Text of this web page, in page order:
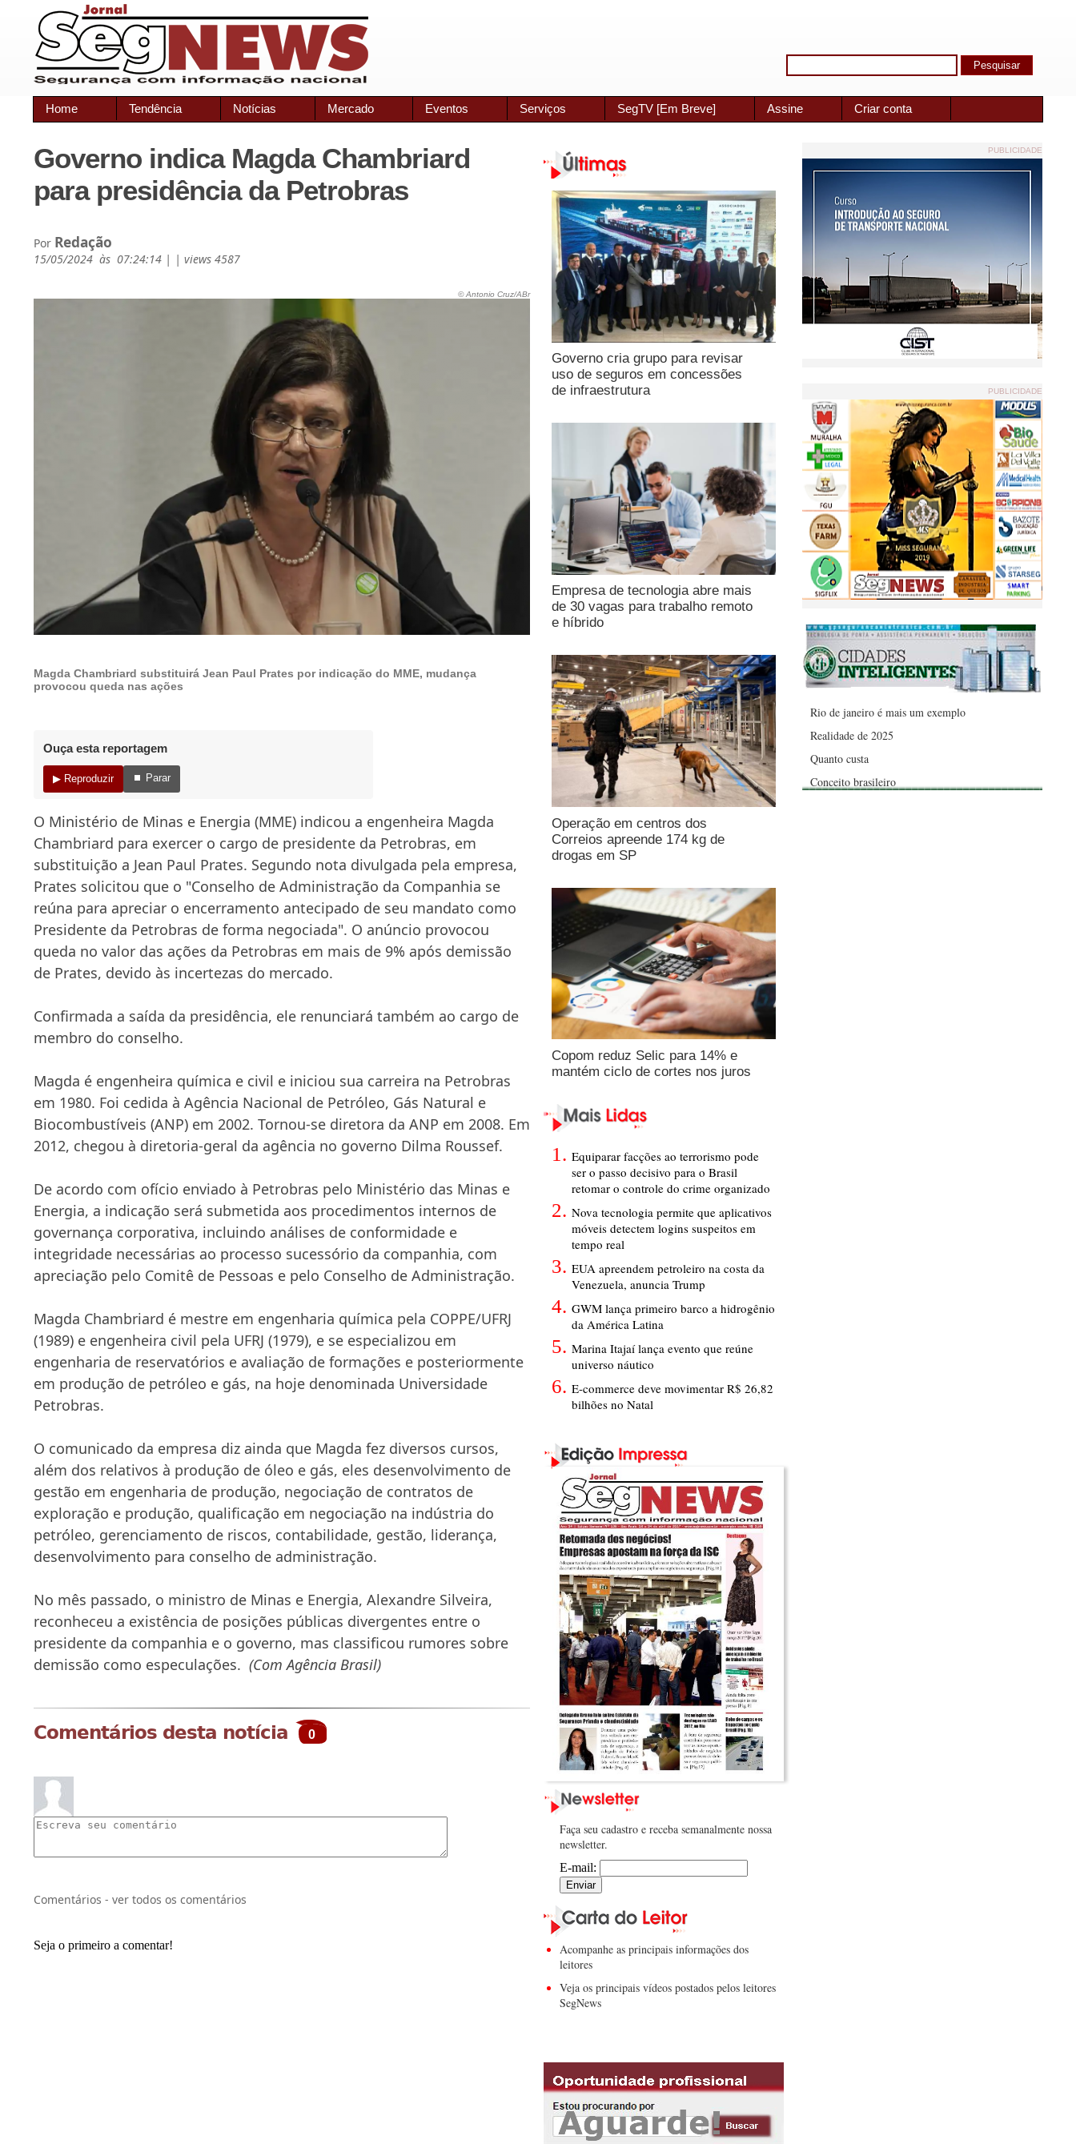
Home Tendência Notícias Mercado Eventos Serviços SegTV [Em Breve] Assine Criar conta
Governo indica Magda Chambriard
para presidência da Petrobras
Por Redação
15/05/2024 às 07:24:14 | | views 4587
© Antonio Cruz/ABr
Magda Chambriard substituirá Jean Paul Prates por indicação do MME, mudança
provocou queda nas ações
Ouça esta reportagem
▶ Reproduzir ⏹ Parar
O Ministério de Minas e Energia (MME) indicou a engenheira Magda
Chambriard para exercer o cargo de presidente da Petrobras, em
substituição a Jean Paul Prates. Segundo nota divulgada pela empresa,
Prates solicitou que o "Conselho de Administração da Companhia se
reúna para apreciar o encerramento antecipado de seu mandato como
Presidente da Petrobras de forma negociada". O anúncio provocou
queda no valor das ações da Petrobras em mais de 9% após demissão
de Prates, devido às incertezas do mercado.
Confirmada a saída da presidência, ele renunciará também ao cargo de
membro do conselho.
Magda é engenheira química e civil e iniciou sua carreira na Petrobras
em 1980. Foi cedida à Agência Nacional de Petróleo, Gás Natural e
Biocombustíveis (ANP) em 2002. Tornou-se diretora da ANP em 2008. Em
2012, chegou à diretoria-geral da agência no governo Dilma Roussef.
De acordo com ofício enviado à Petrobras pelo Ministério das Minas e
Energia, a indicação será submetida aos procedimentos internos de
governança corporativa, incluindo análises de conformidade e
integridade necessárias ao processo sucessório da companhia, com
apreciação pelo Comitê de Pessoas e pelo Conselho de Administração.
Magda Chambriard é mestre em engenharia química pela COPPE/UFRJ
(1989) e engenheira civil pela UFRJ (1979), e se especializou em
engenharia de reservatórios e avaliação de formações e posteriormente
em produção de petróleo e gás, na hoje denominada Universidade
Petrobras.
O comunicado da empresa diz ainda que Magda fez diversos cursos,
além dos relativos à produção de óleo e gás, eles desenvolvimento de
gestão em engenharia de produção, negociação de contratos de
exploração e produção, qualificação em negociação na indústria do
petróleo, gerenciamento de riscos, contabilidade, gestão, liderança,
desenvolvimento para conselho de administração.
No mês passado, o ministro de Minas e Energia, Alexandre Silveira,
reconheceu a existência de posições públicas divergentes entre o
presidente da companhia e o governo, mas classificou rumores sobre
demissão como especulações. (Com Agência Brasil)
Comentários desta notícia 0
Comentários - ver todos os comentários
Seja o primeiro a comentar!
Governo cria grupo para revisar
uso de seguros em concessões
de infraestrutura
Empresa de tecnologia abre mais
de 30 vagas para trabalho remoto
e híbrido
Operação em centros dos
Correios apreende 174 kg de
drogas em SP
Copom reduz Selic para 14% e
mantém ciclo de cortes nos juros
Equiparar facções ao terrorismo pode
ser o passo decisivo para o Brasil
retomar o controle do crime organizado
Nova tecnologia permite que aplicativos
móveis detectem logins suspeitos em
tempo real
EUA apreendem petroleiro na costa da
Venezuela, anuncia Trump
GWM lança primeiro barco a hidrogênio
da América Latina
Marina Itajaí lança evento que reúne
universo náutico
E-commerce deve movimentar R$ 26,82
bilhões no Natal
Faça seu cadastro e receba semanalmente nossa
newsletter.
E-mail:
Acompanhe as principais informações dos
leitores
Veja os principais vídeos postados pelos leitores
SegNews
PUBLICIDADE
PUBLICIDADE
Rio de janeiro é mais um exemplo
Realidade de 2025
Quanto custa
Conceito brasileiro